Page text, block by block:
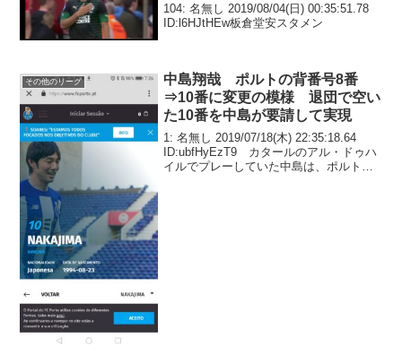
104: 名無し 2019/08/04(日) 00:35:51.78
ID:l6HJtHEw板倉堂安スタメン
その他のリーグ
中島翔哉 ポルトの背番号8番
⇒10番に変更の模様 退団で空い
た10番を中島が要請して実現
1: 名無し 2019/07/18(木) 22:35:18.64
ID:ubfHyEzT9 カタールのアル・ドゥハ
イルでプレーしていた中島は、ポルトガ